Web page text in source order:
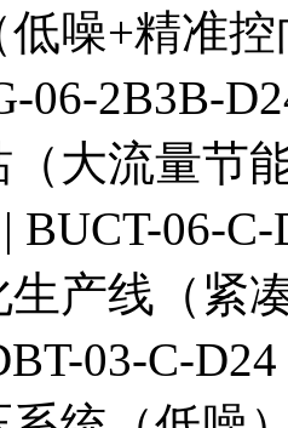
低噪+精准
06-2B3B-
（大流量节
BUCT-06-
生产线（紧
03-C-